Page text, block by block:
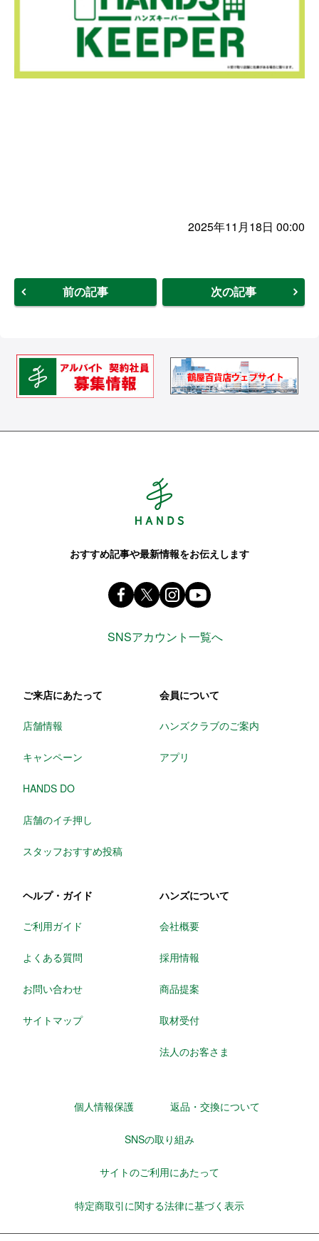
2025年11月18日 00:00
前の記事 次の記事
おすすめ記事や最新情報をお伝えします
Facebook ハンズ公式ファンページ
X(旧 twitter) @Hands_official_
instagram
SNSアカウント一覧へ
ご来店にあたって
店舗情報
キャンペーン
HANDS DO
店舗のイチ押し
スタッフおすすめ投稿
会員について
ハンズクラブのご案内
アプリ
ヘルプ・ガイド
ご利用ガイド
よくある質問
お問い合わせ
サイトマップ
ハンズについて
会社概要
採用情報
商品提案
取材受付
法人のお客さま
個人情報保護 返品・交換について
SNSの取り組み
サイトのご利用にあたって
特定商取引に関する法律に基づく表示